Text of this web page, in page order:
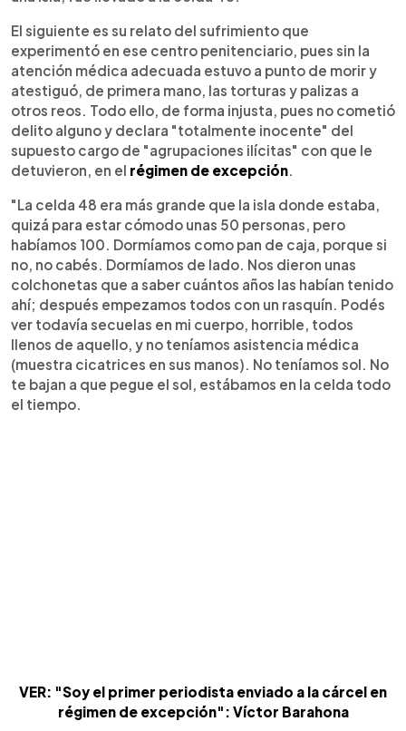
El siguiente es su relato del sufrimiento que
experimentó en ese centro penitenciario, pues sin la
atención médica adecuada estuvo a punto de morir y
atestiguó, de primera mano, las torturas y palizas a
otros reos. Todo ello, de forma injusta, pues no cometió
delito alguno y declara "totalmente inocente" del
supuesto cargo de "agrupaciones ilícitas" con que le
detuvieron, en el régimen de excepción
"La celda 48 era más grande que la isla donde estaba,
quizá para estar cómodo unas 50 personas, pero
habíamos 100. Dormíamos como pan de caja, porque si
no, no cabés. Dormíamos de lado. Nos dieron unas
colchonetas que a saber cuántos años las habían tenido
ahí; después empezamos todos con un rasquín. Podés
ver todavía secuelas en mi cuerpo, horrible, todos
llenos de aquello, y no teníamos asistencia médica
(muestra cicatrices en sus manos). No teníamos sol. No
te bajan a que pegue el sol, estábamos en la celda todo
el tiempo.
VER: "Soy el primer periodista enviado a la cárcel en
régimen de excepción": Víctor Barahona